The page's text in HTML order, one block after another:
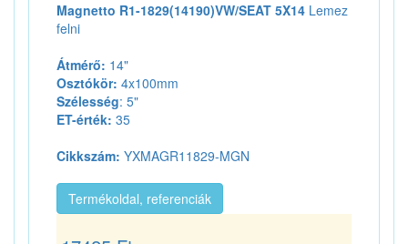
Magnetto R1-1829(14190)VW/SEAT 5X14 Lemez
felni
Átmérő: 14"
Osztókör: 4x100mm
Szélesség: 5"
ET-érték: 35
Cikkszám: YXMAGR11829-MGN
Termékoldal, referenciák